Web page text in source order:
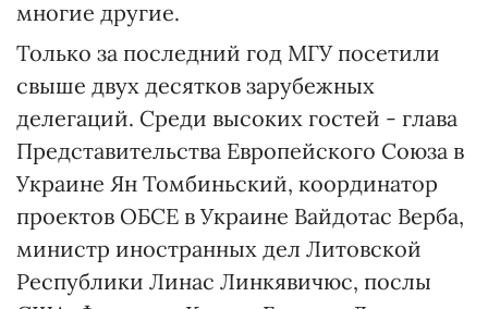
многие другие.
Только за последний год МГУ посетили
свыше двух десятков зарубежных
делегаций. Среди высоких гостей - глава
Представительства Европейского Союза в
Украине Ян Томбиньский, координатор
проектов ОБСЕ в Украине Вайдотас Верба,
министр иностранных дел Литовской
Республики Линас Линкявичюс, послы